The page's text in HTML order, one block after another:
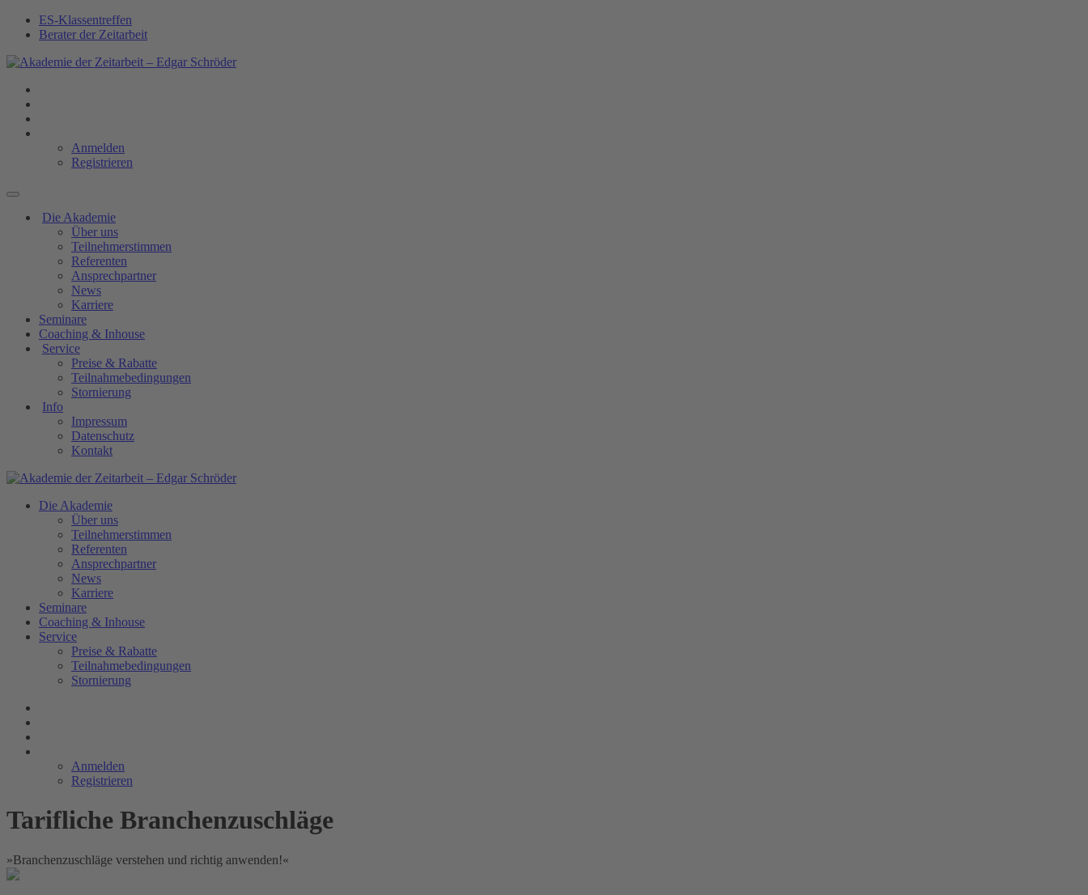
ES-Klassentreffen
Berater der Zeitarbeit
Anmelden
Registrieren
Die Akademie
Über uns
Teilnehmerstimmen
Referenten
Ansprechpartner
News
Karriere
Seminare
Coaching & Inhouse
Service
Preise & Rabatte
Teilnahmebedingungen
Stornierung
Info
Impressum
Datenschutz
Kontakt
Die Akademie
Über uns
Teilnehmerstimmen
Referenten
Ansprechpartner
News
Karriere
Seminare
Coaching & Inhouse
Service
Preise & Rabatte
Teilnahmebedingungen
Stornierung
Anmelden
Registrieren
Tarifliche Branchenzuschläge
»Branchenzuschläge verstehen und richtig anwenden!«